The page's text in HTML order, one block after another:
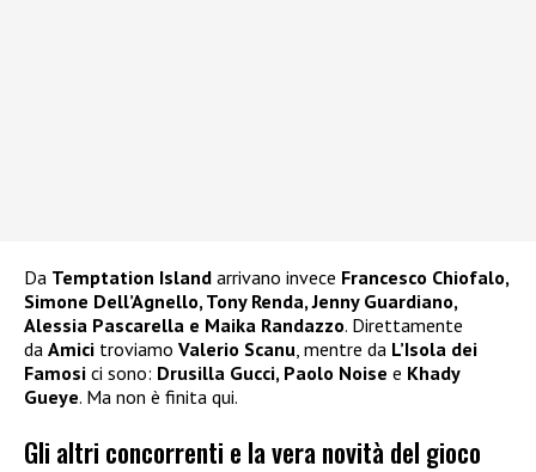
Da Temptation Island arrivano invece Francesco Chiofalo,
Simone Dell’Agnello, Tony Renda, Jenny Guardiano,
Alessia Pascarella e Maika Randazzo. Direttamente
da Amici troviamo Valerio Scanu, mentre da L’Isola dei
Famosi ci sono: Drusilla Gucci, Paolo Noise e Khady
Gueye. Ma non è finita qui.
Gli altri concorrenti e la vera novità del gioco